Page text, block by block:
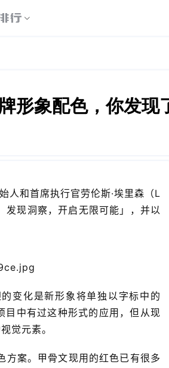
形象配色，你发现
和首席执行官劳伦斯·埃里森（L
现洞察，开启无限可能」，并以
变化是新形象将单独以字标中的
目中有过这种形式的应用，但从现
觉元素。
方案。甲骨文现用的红色已有很多